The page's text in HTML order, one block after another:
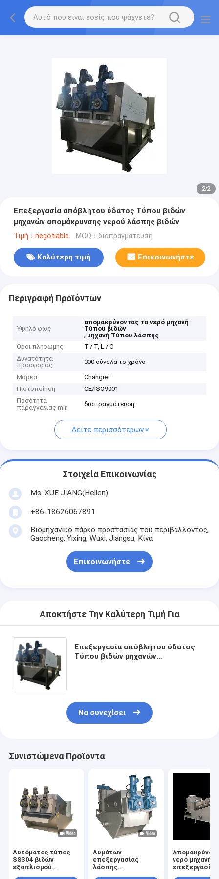
2/2
Επεξεργασία απόβλητου ύδατος Τύπου βιδών
μηχανών απομάκρυνσης νερού λάσπης βιδών
Τιμή：negotiable MOQ：διαπραγμάτευση
Καλύτερη τιμή Επικοινωνήστε
Περιγραφή Προϊόντων
Υψηλό φως
απομακρύνοντας το νερό μηχανή
Τύπου βιδών
, μηχανή Τύπου λάσπης
Όροι πληρωμής
T / T, L / C
Δυνατότητα
προσφοράς
300 σύνολα το χρόνο
Μάρκα
Changier
Πιστοποίηση
CE/ISO9001
Ποσότητα
παραγγελίας min
διαπραγμάτευση
Δείτε περισσότερων
Στοιχεία Επικοινωνίας
Ms. XUE JIANG(Hellen)
+86-18626067891
Βιομηχανικό πάρκο προστασίας του περιβάλλοντος,
Gaocheng, Yixing, Wuxi, Jiangsu, Κίνα
Επικοινωνήστε
Αποκτήστε Την Καλύτερη Τιμή Για
Επεξεργασία απόβλητου ύδατος
Τύπου βιδών μηχανών
Να συνεχίσει
Συνιστώμενα Προϊόντα
Αυτόματος τύπος
SS304 βιδών
εξοπλισμού
Λυμάτων
επεξεργασίας
λάσπης
νερό μηχανή
επεξεργασίας